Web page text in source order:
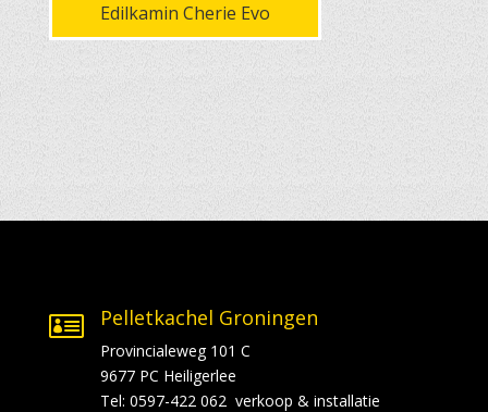
Edilkamin Cherie Evo
 Pelletkachel Groningen
Provincialeweg 101 C
9677 PC Heiligerlee
Tel: 0597-422 062 verkoop & installatie